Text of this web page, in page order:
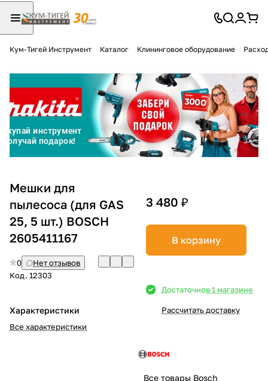
Кум-Тигей Инструмент Каталог Клининговое оборудование
Мешки для
пылесоса (для GAS
25, 5 шт.) BOSCH
2605411167
0
Нет отзывов
Код. 12303
Характеристики
Все характеристики
3 480 ₽
В корзину
Достаточнов 1 магазине
Рассчитать доставку
Все товары Bosch
Разбейте
оплатуна части
без переплат
График платежей
Сегодня
25%
% картой любого банка